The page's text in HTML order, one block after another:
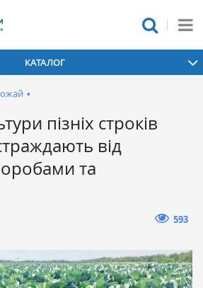
КАТАЛОГ
•
пізніх строків
від
та
593